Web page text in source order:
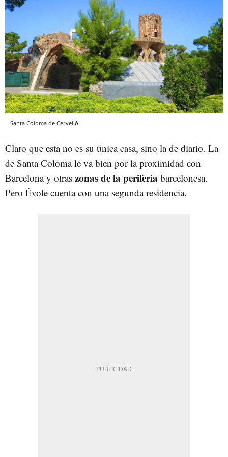
Santa Coloma de Cervelló
Claro que esta no es su única casa, sino la de diario. La
de Santa Coloma le va bien por la proximidad con
Barcelona y otras zonas de la periferia barcelonesa.
Pero Évole cuenta con una segunda residencia.